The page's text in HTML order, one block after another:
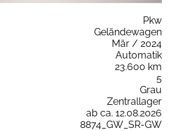
Pkw
Geländewagen
Mär / 2024
Automatik
23.600 km
5
Grau
Zentrallager
ab ca. 12.08.2026
8874_GW_SR-GW